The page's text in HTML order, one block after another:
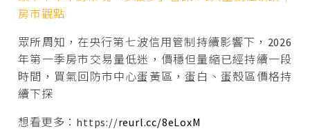
房市觀點
眾所周知，在央行第七波信用管制持續影響下，2026
年第一季房市交易量低迷，價穩但量縮已經持續一段
時間，買氣回防市中心蛋黃區，蛋白、蛋殼區價格持
續下探
想看更多：https://reurl.cc/8eLoxM